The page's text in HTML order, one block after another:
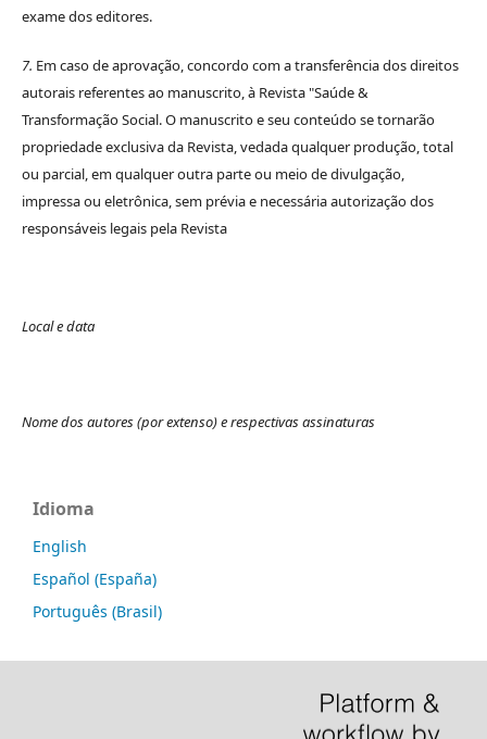
exame dos editores.
7. Em caso de aprovação, concordo com a transferência dos direitos
autorais referentes ao manuscrito, à Revista "Saúde &
Transformação Social. O manuscrito e seu conteúdo se tornarão
propriedade exclusiva da Revista, vedada qualquer produção, total
ou parcial, em qualquer outra parte ou meio de divulgação,
impressa ou eletrônica, sem prévia e necessária autorização dos
responsáveis legais pela Revista
Local e data
Nome dos autores (por extenso) e respectivas assinaturas
Idioma
English
Español (España)
Português (Brasil)